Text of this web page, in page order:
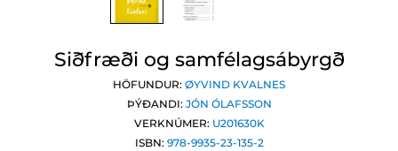
Siðfræði og samfélagsábyrgð
HÖFUNDUR: ØYVIND KVALNES
ÞÝÐANDI: JÓN ÓLAFSSON
VERKNÚMER: U201630K
ISBN: 978-9935-23-135-2